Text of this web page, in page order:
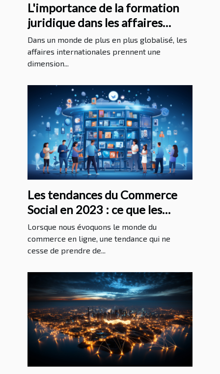
L'importance de la formation
juridique dans les affaires
internationales
Dans un monde de plus en plus globalisé, les
affaires internationales prennent une
dimension...
Les tendances du Commerce
Social en 2023 : ce que les
entreprises doivent savoir pour
réussir
Lorsque nous évoquons le monde du
commerce en ligne, une tendance qui ne
cesse de prendre de...